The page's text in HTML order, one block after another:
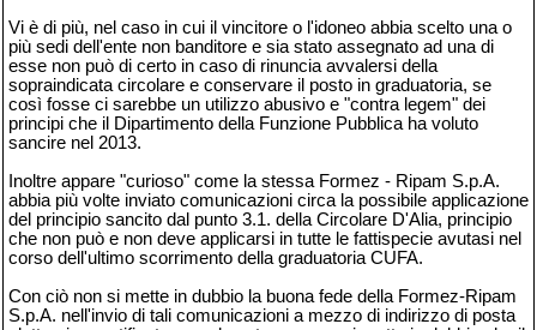
Vi è di più, nel caso in cui il vincitore o l'idoneo abbia scelto una o
più sedi dell'ente non banditore e sia stato assegnato ad una di
esse non può di certo in caso di rinuncia avvalersi della
sopraindicata circolare e conservare il posto in graduatoria, se
così fosse ci sarebbe un utilizzo abusivo e "contra legem" dei
principi che il Dipartimento della Funzione Pubblica ha voluto
sancire nel 2013.
Inoltre appare "curioso" come la stessa Formez - Ripam S.p.A.
abbia più volte inviato comunicazioni circa la possibile applicazione
del principio sancito dal punto 3.1. della Circolare D'Alia, principio
che non può e non deve applicarsi in tutte le fattispecie avutasi nel
corso dell'ultimo scorrimento della graduatoria CUFA.
Con ciò non si mette in dubbio la buona fede della Formez-Ripam
S.p.A. nell'invio di tali comunicazioni a mezzo di indirizzo di posta